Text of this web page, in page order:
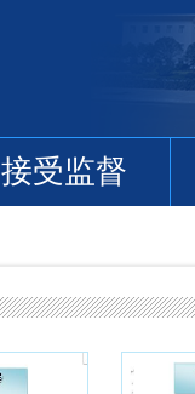
接受监督